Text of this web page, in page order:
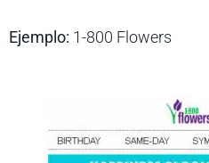
Ejemplo: 1-800 Flowers